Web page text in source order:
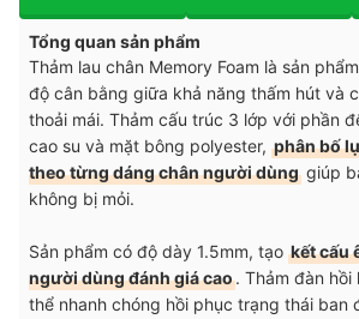
Tổng quan sản phẩm
Thảm lau chân Memory Foam là sản
độ cân bằng giữa khả năng thấm hút và
thoải mái. Thảm cấu trúc 3 lớp với phần
cao su và mặt bông polyester, phân bố
theo từng dáng chân người dùng giúp
không bị mỏi.
Sản phẩm có độ dày 1.5mm, tạo kết cấu
người dùng đánh giá cao. Thảm đàn hồi
thể nhanh chóng hồi phục trạng thái ban